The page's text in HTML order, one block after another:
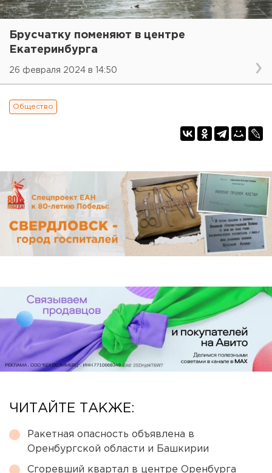
Брусчатку поменяют в центре
Екатеринбурга
26 февраля 2024 в 14:50
Общество
ЧИТАЙТЕ ТАКЖЕ:
Ракетная опасность объявлена в
Оренбургской области и Башкирии
Сгоревший квартал в центре Оренбурга